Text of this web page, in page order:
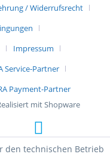
/ Widerrufsrecht
Impressum
Service-Partner
Payment-Partner
mit Shopware
den technischen Betrieb